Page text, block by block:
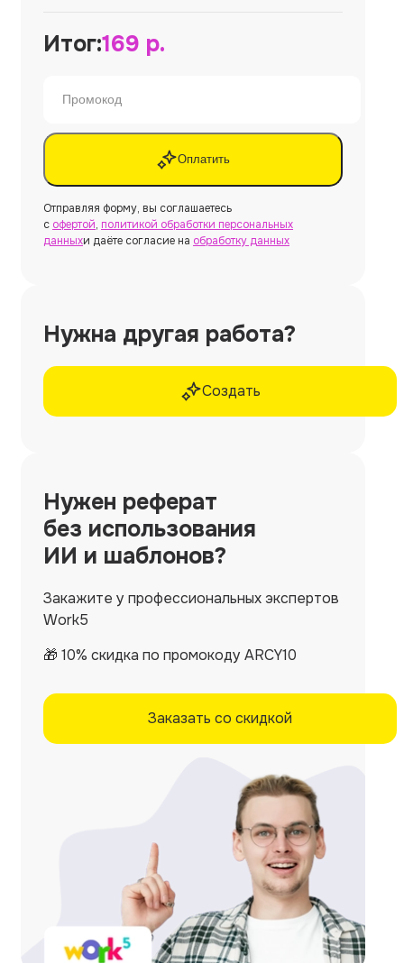
Итог:169 р.
Оплатить
Отправляя форму, вы соглашаетесь
с офертой, политикой обработки персональных
данныхи даёте согласие на обработку данных
Нужна другая работа?
Создать
Нужен реферат
без использования
ИИ и шаблонов?
Закажите у профессиональных экспертов
Work5
🎁 10% скидка по промокоду ARCY10
Заказать со скидкой